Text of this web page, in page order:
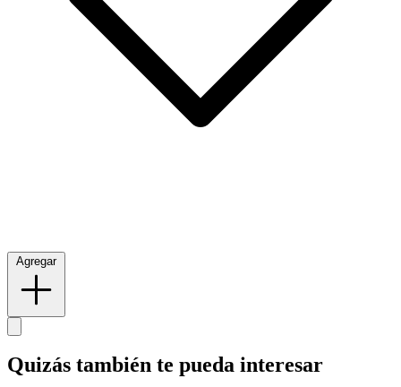
Agregar
Quizás también te pueda interesar